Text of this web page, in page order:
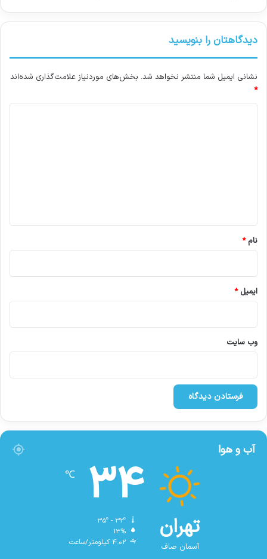
دیدگاهتان را بنویسید
نشانی ایمیل شما منتشر نخواهد شد. بخش‌های موردنیاز علامت‌گذاری شده‌اند
*
نام*
ایمیل*
وب‌ سایت
آب و هوا
تهران
آسمان صاف
34
℃
13%
4.02 کیلومتر/ساعت